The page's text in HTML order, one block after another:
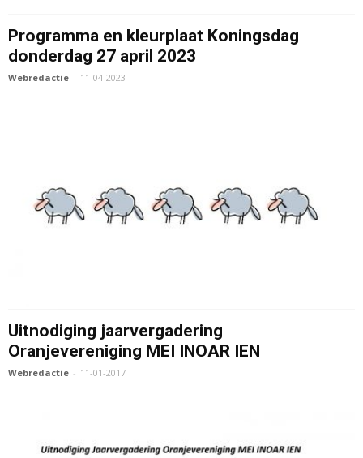
Programma en kleurplaat Koningsdag
donderdag 27 april 2023
Webredactie - 11-04-2023
Uitnodiging jaarvergadering
Oranjevereniging MEI INOAR IEN
Webredactie - 11-01-2017